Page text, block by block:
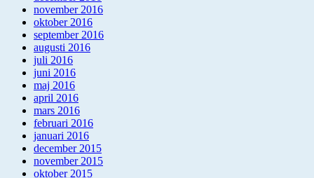
november 2016
oktober 2016
september 2016
augusti 2016
juli 2016
juni 2016
maj 2016
april 2016
mars 2016
februari 2016
januari 2016
december 2015
november 2015
oktober 2015